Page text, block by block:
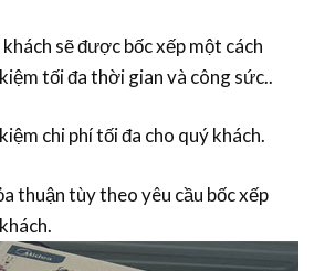
sẽ được bốc xếp một cách
tối đa thời gian và công sức..
chi phí tối đa cho quý khách.
thuận tùy theo yêu cầu bốc xếp